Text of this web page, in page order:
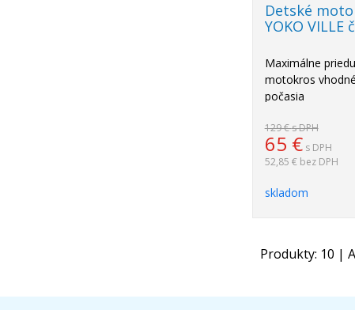
Detské
YOKO VILLE
Maximálne
motokros
počasia
129 €s DPH
65 € s DPH
52,85 € bez DPH
skladom
Produkty: 10 |